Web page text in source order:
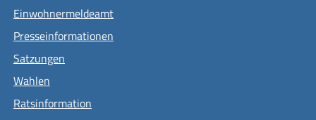
Einwohnermeldeamt
Presseinformationen
Satzungen
Wahlen
Ratsinformation